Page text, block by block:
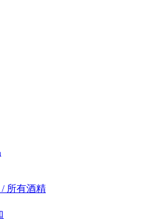
/ 所有酒精